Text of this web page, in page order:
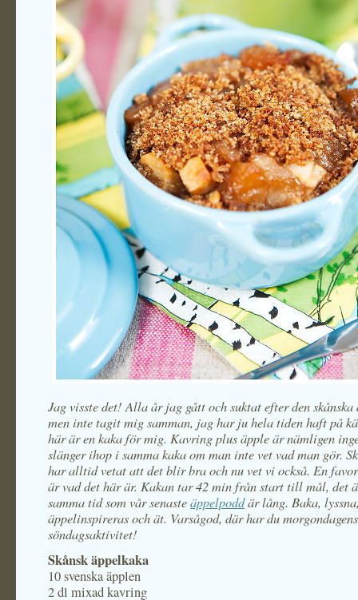
Jag visste det! Alla år jag gått och suktat efter den skånska
men inte tagit mig samman, jag har ju hela tiden haft på
här är en kaka för mig. Kavring plus äpple är nämligen
slänger ihop i samma kaka om man inte vet vad man gör.
har alltid vetat att det blir bra och nu vet vi också. En
är vad det här är. Kakan tar 42 min från start till mål, det
samma tid som vår senasteäppelpoddär lång. Baka,
äppelinspireras och ät. Varsågod, där har du morgondagens
söndagsaktivitet!
Skånsk äppelkaka
10 svenska äpplen
2 dl mixad kavring